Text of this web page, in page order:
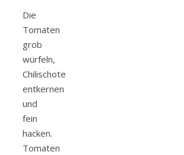
Die
Tomaten
grob
würfeln,
Chilischote
entkernen
und
fein
hacken.
Tomaten